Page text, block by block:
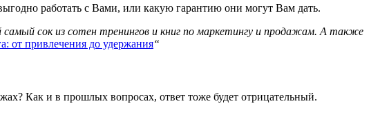
работать с Вами, или какую гарантию они могут Вам дать.
сок из сотен тренингов и книг по маркетингу и продажам. А также
от привлечения до удержания“
Как и в прошлых вопросах, ответ тоже будет отрицательный.